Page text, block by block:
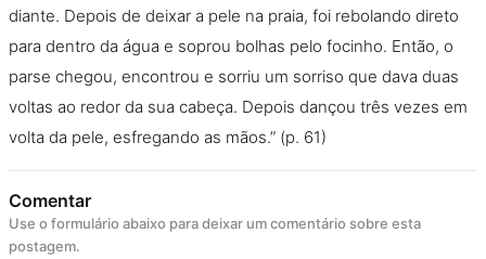
diante. Depois de deixar a pele na praia, foi rebolando direto
para dentro da água e soprou bolhas pelo focinho. Então, o
parse chegou, encontrou e sorriu um sorriso que dava duas
voltas ao redor da sua cabeça. Depois dançou três vezes em
volta da pele, esfregando as mãos.” (p. 61)
Comentar
Use o formulário abaixo para deixar um comentário sobre esta
postagem.